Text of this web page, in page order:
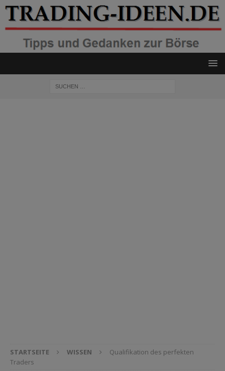
STARTSEITE WISSEN
Qualifikation des perfekten
Traders